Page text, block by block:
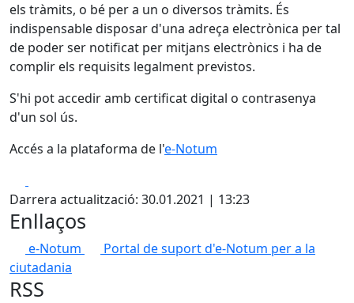
els tràmits, o bé per a un o diversos tràmits. És
indispensable disposar d'una adreça electrònica per tal
de poder ser notificat per mitjans electrònics i ha de
complir els requisits legalment previstos.
S'hi pot accedir amb certificat digital o contrasenya
d'un sol ús.
Accés a la plataforma de l'e-Notum
Darrera actualització: 30.01.2021 | 13:23
Enllaços
e-Notum
Portal de suport d'e-Notum per a la
ciutadania
RSS